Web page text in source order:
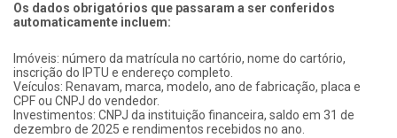
Os dados obrigatórios que passaram a ser conferidos
automaticamente incluem:
Imóveis: número da matrícula no cartório, nome do cartório,
inscrição do IPTU e endereço completo.
Veículos: Renavam, marca, modelo, ano de fabricação, placa e
CPF ou CNPJ do vendedor.
Investimentos: CNPJ da instituição financeira, saldo em 31 de
dezembro de 2025 e rendimentos recebidos no ano.